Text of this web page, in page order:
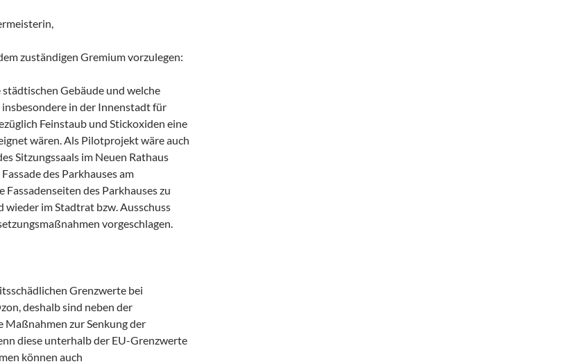
zuständigen Gremium vorzulegen:
Gebäude und welche
in der Innenstadt für
Feinstaub und Stickoxiden eine
wären. Als Pilotprojekt wäre auch
Sitzungssaals im Neuen Rathaus
des Parkhauses am
des Parkhauses zu
im Stadtrat bzw. Ausschuss
vorgeschlagen.
Grenzwerte bei
deshalb sind neben der
Maßnahmen zur Senkung der
diese unterhalb der EU-Grenzwerte
können auch